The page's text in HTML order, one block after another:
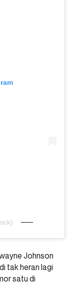
Johnson
tak heran lagi
satu di